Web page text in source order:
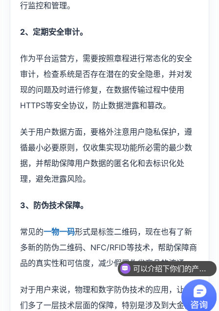
行监控和管理。
2、定期安全审计。
作为平台运营方，需要按照章程进行常态化的安全
审计，检查系统是否存在潜在的安全隐患，并对发
现的问题及时进行修复，在数据传输过程中使用
HTTPS等安全协议，防止数据泄露和篡改。
关于用户数据方面，要格外注意用户隐私保护，遵
循最小必要原则，仅收集实现功能所必需的最少数
据，并帮助保障用户数据的匿名化和去标识化处
理，避免泄露风险。
3、防伪技术保障。
常见的一物一码形式是标签二维码，现在也有了新
多新的防伪二维码、NFC/RFID等技术，帮助保障商
品的真实性和可信度，减少假冒伪劣商品的流通。
对于用户来说，物理和数字防伪技术的应用，让我
们多了一层技术层面的保障，特别是涉及到大金额
可以介绍下你们的产品么？